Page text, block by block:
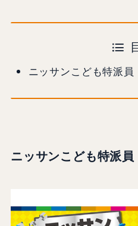
ニッサンこども特派
ニッサンこども特派